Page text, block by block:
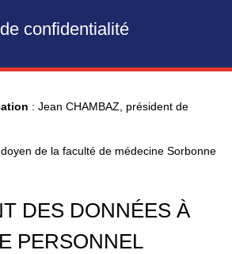
confidentialité
: Jean CHAMBAZ, président de
de la faculté de médecine Sorbonne
DES DONNÉES À
PERSONNEL